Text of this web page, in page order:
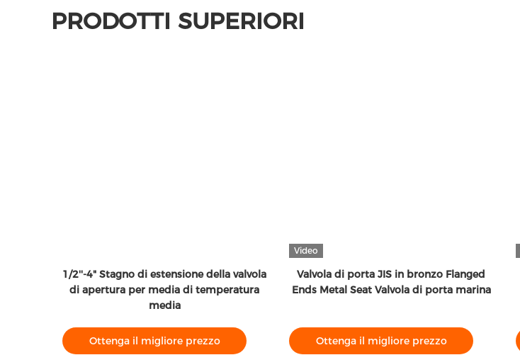
PRODOTTI SUPERIORI
1/2''-4" Stagno di estensione della valvola
di apertura per media di temperatura
media
Ottenga il migliore prezzo
Video
Valvola di porta JIS in bronzo Flanged
Ends Metal Seat Valvola di porta marina
Ottenga il migliore prezzo